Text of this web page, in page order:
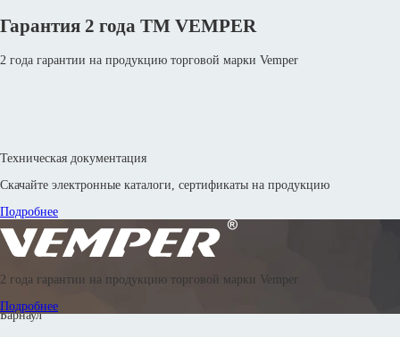
Гарантия 2 года TМ VEMPER
2 года гарантии на продукцию торговой марки Vemper
Техническая документация
Скачайте электронные каталоги, сертификаты на продукцию
Подробнее
2 года гарантии на продукцию торговой марки Vemper
Подробнее
8 800 302 88 24
8 800 302 42 83 8 800 302 67 18
8 (351) 799-58-33
Барнаул